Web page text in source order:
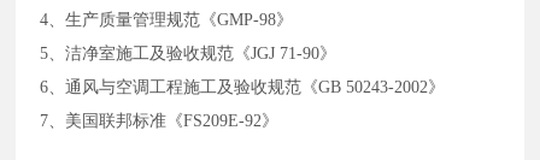
4、生产质量管理规范《GMP-98》
5、洁净室施工及验收规范《JGJ 71-90》
6、通风与空调工程施工及验收规范《GB 50243-2002》
7、美国联邦标准《FS209E-92》